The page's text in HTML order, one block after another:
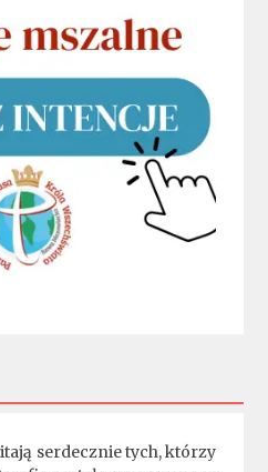
serdecznie tych, którzy